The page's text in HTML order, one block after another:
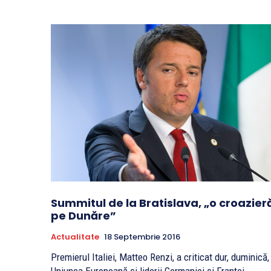
Summitul de la Bratislava, „o
pe Dunăre”
Actualitate 18 Septembrie 2016
Premierul Italiei, Matteo Renzi, a criticat dur, duminică,